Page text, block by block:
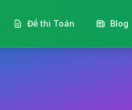
Đề thi Toán Blog